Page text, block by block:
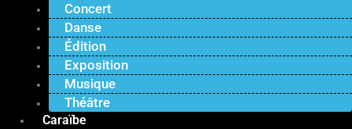
Concert
Danse
Édition
Exposition
Musique
Théâtre
Caraïbe